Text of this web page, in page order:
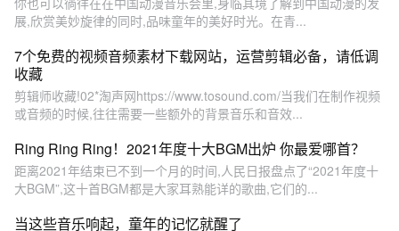
展,欣赏美妙旋律的同时,品味童年的美好时光。在青...
7个免费的视频音频素材下载网站，运营剪辑必备，请低调
收藏
剪辑师收藏!02*淘声网https://www.tosound.com/当我们在制作视频
或音频的时候,往往需要一些额外的背景音乐和音效...
Ring Ring Ring！2021年度十大BGM出炉 你最爱哪首？
距离2021年结束已不到一个月的时间,人民日报盘点了“2021年度十
大BGM”,这十首BGM都是大家耳熟能详的歌曲,它们的...
当这些音乐响起，童年的记忆就醒了